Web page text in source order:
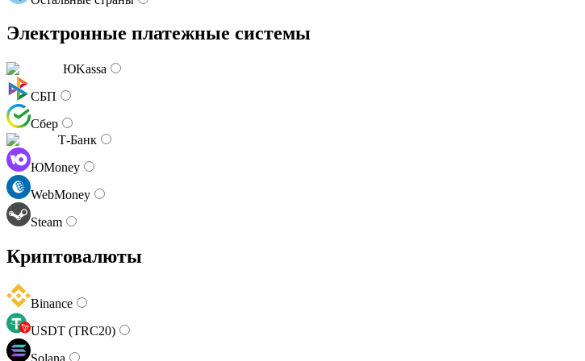
Электронные платежные системы
ЮKassa
СБП
Сбер
Т-Банк
ЮMoney
WebMoney
Steam
Криптовалюты
Binance
USDT (TRC20)